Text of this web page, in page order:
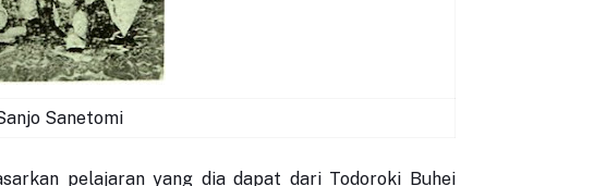
Sanetomi
pelajaran yang dia dapat dari Todoroki Buhei